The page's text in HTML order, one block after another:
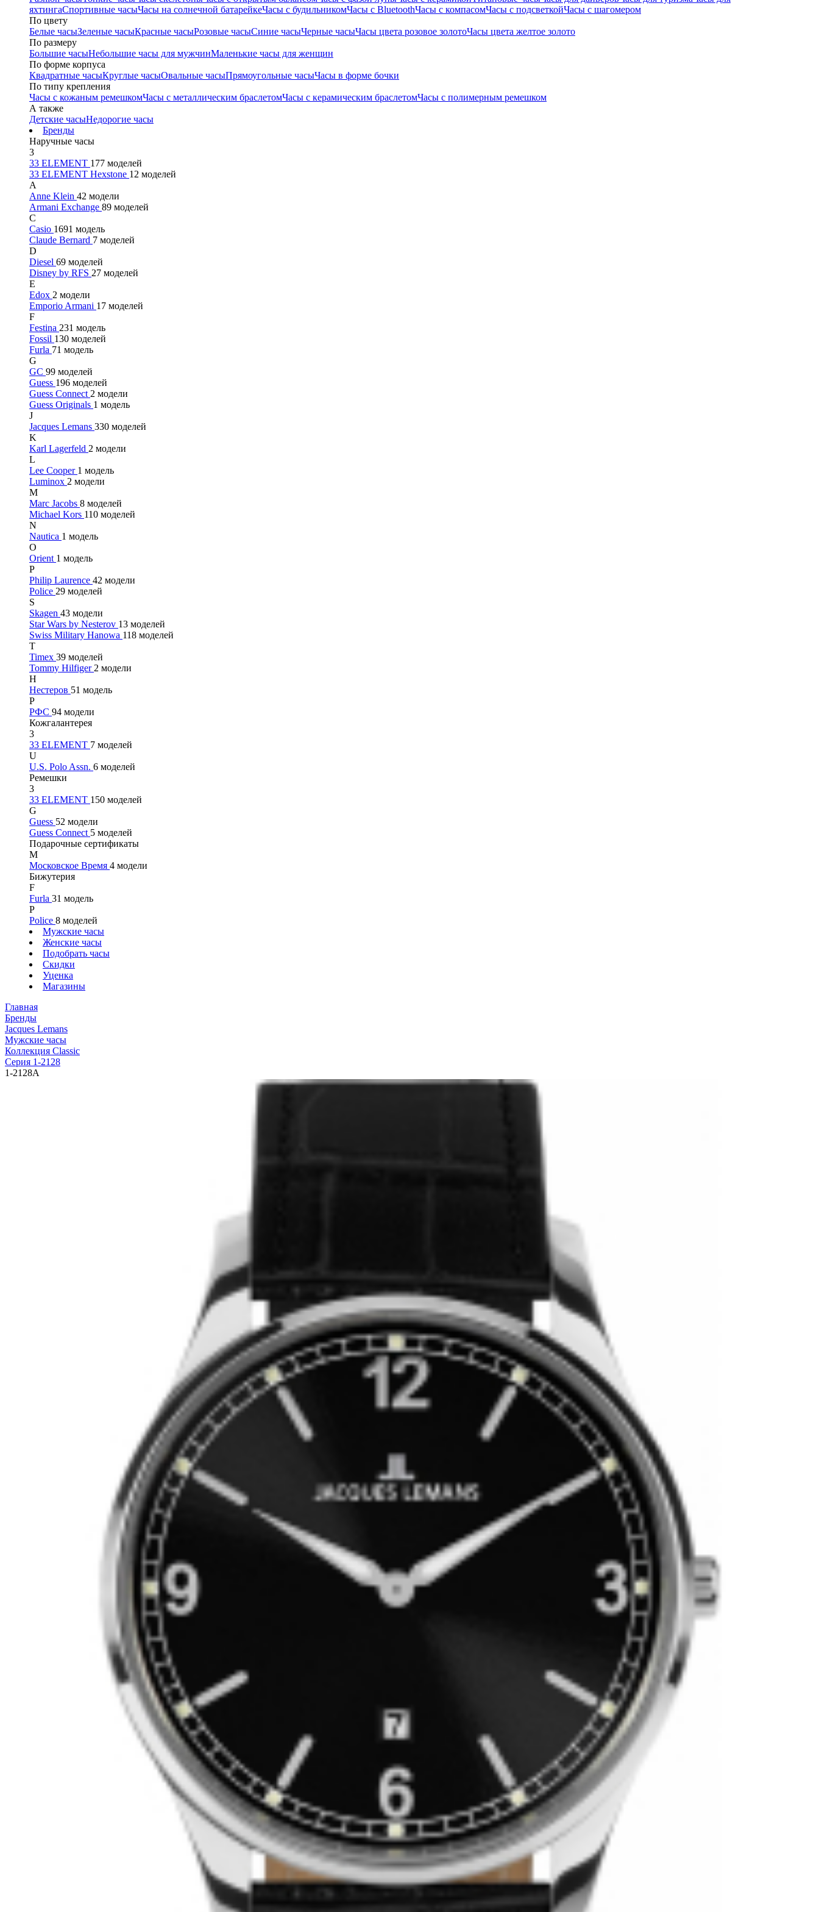
яхтингаСпортивные часыЧасы на солнечной батарейкеЧасы с будильникомЧасы с BluetoothЧасы с компасомЧасы с подсветкойЧасы с шагомером
По цвету
Белые часыЗеленые часыКрасные часыРозовые часыСиние часыЧерные часыЧасы цвета розовое золотоЧасы цвета желтое золото
По размеру
Большие часыНебольшие часы для мужчинМаленькие часы для женщин
По форме корпуса
Квадратные часыКруглые часыОвальные часыПрямоугольные часыЧасы в форме бочки
По типу крепления
Часы с кожаным ремешкомЧасы с металлическим браслетомЧасы с керамическим браслетомЧасы с полимерным ремешком
А также
Детские часыНедорогие часы
Бренды
Наручные часы
3
33 ELEMENT 177 моделей
33 ELEMENT Hexstone 12 моделей
A
Anne Klein 42 модели
Armani Exchange 89 моделей
C
Casio 1691 модель
Claude Bernard 7 моделей
D
Diesel 69 моделей
Disney by RFS 27 моделей
E
Edox 2 модели
Emporio Armani 17 моделей
F
Festina 231 модель
Fossil 130 моделей
Furla 71 модель
G
GC 99 моделей
Guess 196 моделей
Guess Connect 2 модели
Guess Originals 1 модель
J
Jacques Lemans 330 моделей
K
Karl Lagerfeld 2 модели
L
Lee Cooper 1 модель
Luminox 2 модели
M
Marc Jacobs 8 моделей
Michael Kors 110 моделей
N
Nautica 1 модель
O
Orient 1 модель
P
Philip Laurence 42 модели
Police 29 моделей
S
Skagen 43 модели
Star Wars by Nesterov 13 моделей
Swiss Military Hanowa 118 моделей
T
Timex 39 моделей
Tommy Hilfiger 2 модели
Н
Нестеров 51 модель
Р
РФС 94 модели
Кожгалантерея
3
33 ELEMENT 7 моделей
U
U.S. Polo Assn. 6 моделей
Ремешки
3
33 ELEMENT 150 моделей
G
Guess 52 модели
Guess Connect 5 моделей
Подарочные сертификаты
М
Московское Время 4 модели
Бижутерия
F
Furla 31 модель
P
Police 8 моделей
Мужские часы
Женские часы
Подобрать часы
Скидки
Уценка
Магазины
Главная
Бренды
Jacques Lemans
Мужские часы
Коллекция Classic
Серия 1-2128
1-2128A